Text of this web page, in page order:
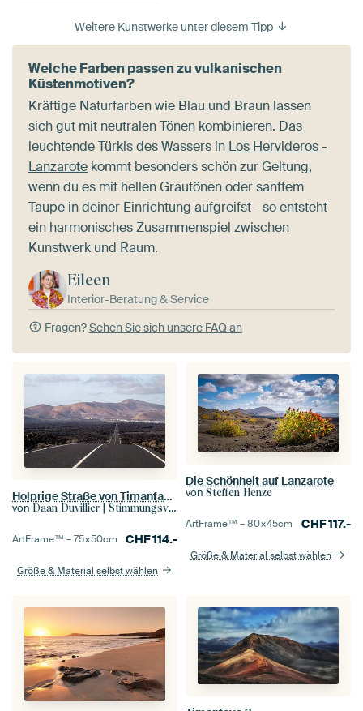
Weitere Kunstwerke unter diesem Tipp
Welche Farben passen zu vulkanischen
Küstenmotiven?
Kräftige Naturfarben wie Blau und Braun lassen
sich gut mit neutralen Tönen kombinieren. Das
leuchtende Türkis des Wassers in Los Hervideros -
Lanzarote kommt besonders schön zur Geltung,
wenn du es mit hellen Grautönen oder sanftem
Taupe in deiner Einrichtung aufgreifst - so entsteht
ein harmonisches Zusammenspiel zwischen
Kunstwerk und Raum.
Eileen
Interior-Beratung & Service
Fragen?Sehen Sie sich unsere FAQ an
Holprige Straße von Timanfaya nach Yaiza | Landschaft | Reisefotografie
von Daan Duvillier | Stimmungsvolle Stadt- und Landschaftsfotos
ArtFrame™ –75×50cm CHF114.-
Größe & Material selbst wählen
Die Schönheit auf Lanzarote
von Steffen Henze
ArtFrame™ –80×45cm CHF117.-
Größe & Material selbst wählen